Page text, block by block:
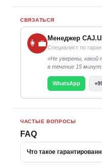
СВЯЗАТЬСЯ
👩‍💼
Менеджер
Специалист по
«Не уверены,
в течение 15
WhatsApp
ЧАСТЫЕ ВОПРОСЫ
FAQ
Что такое